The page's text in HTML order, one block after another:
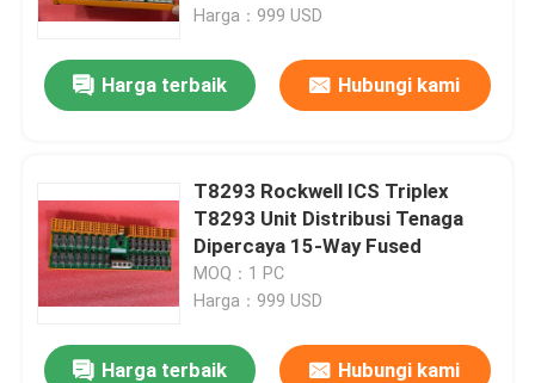
Harga：999 USD
Harga terbaik Hubungi kami
T8293 Rockwell ICS Triplex
T8293 Unit Distribusi Tenaga
Dipercaya 15-Way Fused
MOQ：1 PC
Harga：999 USD
Harga terbaik Hubungi kami